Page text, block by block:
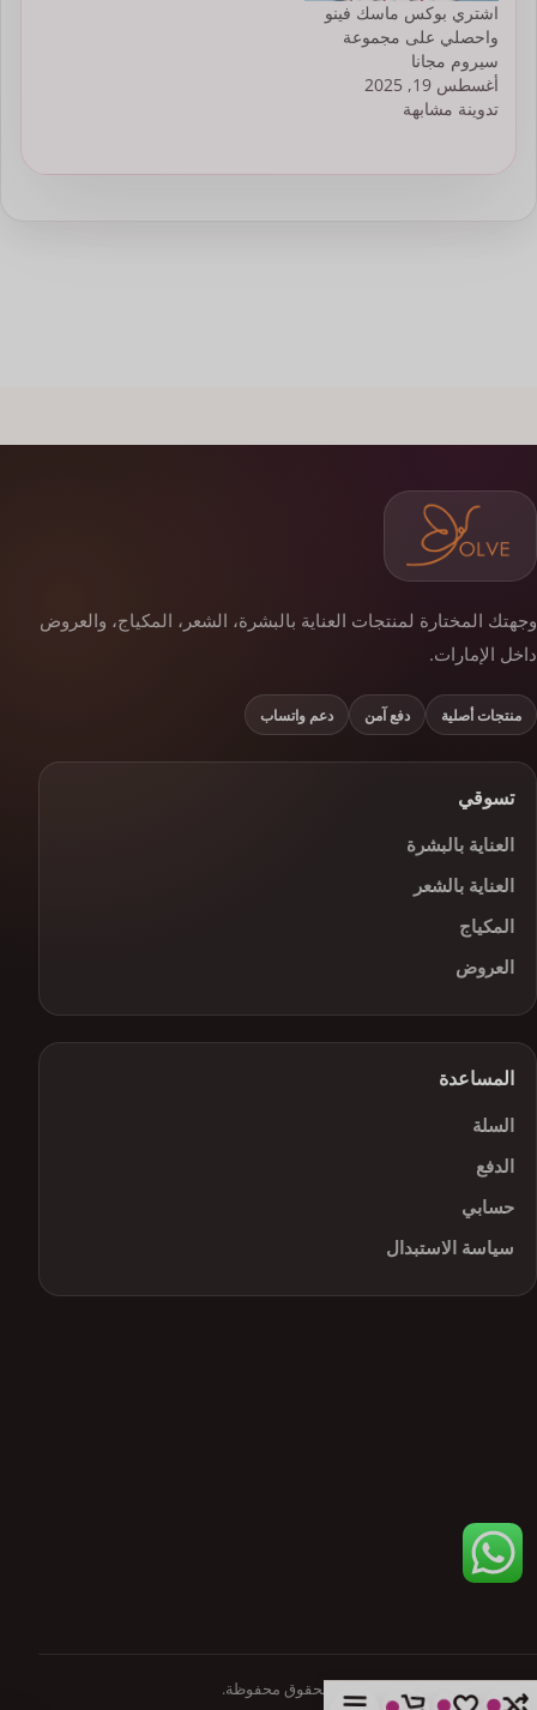
اشتري بوكس ماسك فينو
واحصلي على مجموعة
سيروم مجانا
أغسطس 19, 2025
تدوينة مشابهة
وجهتك المختارة لمنتجات العناية بالبشرة، الشعر، المكياج، والعروض
داخل الإمارات.
منتجات أصلية دفع آمن دعم واتساب
تسوقي
العناية بالبشرة
العناية بالشعر
المكياج
العروض
المساعدة
السلة
الدفع
حسابي
سياسة الاستبدال
© 2026 Solve Skin Care. جميع الحقوق محفوظة.